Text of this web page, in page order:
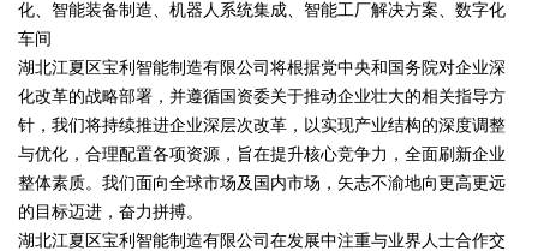
化、智能装备制造、机器人系统集成、智能工厂解决方案、数字化
车间
湖北江夏区宝利智能制造有限公司将根据党中央和国务院对企业深
化改革的战略部署，并遵循国资委关于推动企业壮大的相关指导方
针，我们将持续推进企业深层次改革，以实现产业结构的深度调整
与优化，合理配置各项资源，旨在提升核心竞争力，全面刷新企业
整体素质。我们面向全球市场及国内市场，矢志不渝地向更高更远
的目标迈进，奋力拼搏。
湖北江夏区宝利智能制造有限公司在发展中注重与业界人士合作交